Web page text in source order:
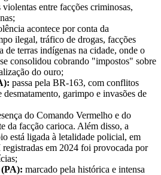
entre facções criminosas,
acontece por conta da
ilegal, tráfico de drogas, facções
de terras indígenas na cidade, onde o
consolidou cobrando "impostos" sobre
do ouro;
passa pela BR-163, com conflitos
garimpo e invasões de
do Comando Vermelho e do
da facção carioca. Além disso, a
está ligada à letalidade policial, em
em 2024 foi provocada por
marcado pela histórica e intensa